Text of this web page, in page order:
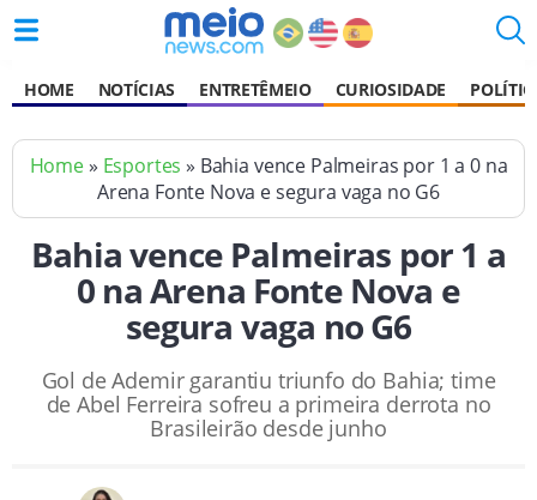
HOME NOTÍCIAS ENTRETÊMEIO CURIOSIDADE
Home» Esportes » Bahia vence Palmeiras por 1 a 0 na
Arena Fonte Nova e segura vaga no G6
Bahia vence Palmeiras por 1 a
0 na Arena Fonte Nova e
segura vaga no G6
Gol de Ademir garantiu triunfo do Bahia; time
de Abel Ferreira sofreu a primeira derrota no
Brasileirão desde junho